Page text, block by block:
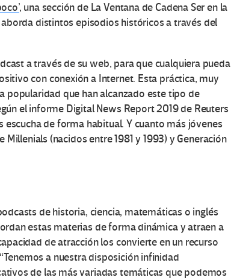
, una sección de La Ventana de Cadena Ser en la
distintos episodios históricos a través del
a través de su web, para que cualquiera pueda
con conexión a Internet. Esta práctica, muy
popularidad que han alcanzado este tipo de
el informe Digital News Report 2019 de Reuters
escucha de forma habitual. Y cuanto más jóvenes
(nacidos entre 1981 y 1993) y Generación
de historia, ciencia, matemáticas o inglés
estas materias de forma dinámica y atraen a
de atracción los convierte en un recurso
a nuestra disposición infinidad
de las más variadas temáticas que podemos